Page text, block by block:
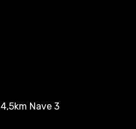
Nave 3